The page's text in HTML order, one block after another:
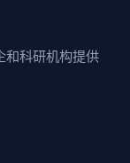
和科研机构提供